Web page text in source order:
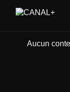
Aucun